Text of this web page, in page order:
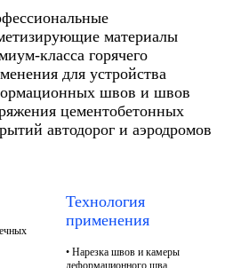
материалы
класса горячего
для устройства
швов и швов
цементобетонных
автодорог и аэродромов
Технология
применения
• Нарезка швов и камеры